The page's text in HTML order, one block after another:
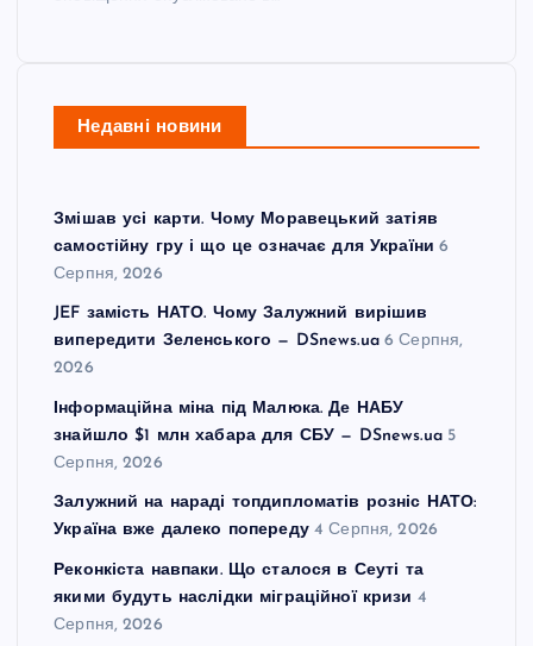
Недавні новини
Змішав усі карти. Чому Моравецький затіяв
самостійну гру і що це означає для України 6
Серпня, 2026
JEF замість НАТО. Чому Залужний вирішив
випередити Зеленського — DSnews.ua 6 Серпня,
2026
Інформаційна міна під Малюка. Де НАБУ
знайшло $1 млн хабара для СБУ — DSnews.ua 5
Серпня, 2026
Залужний на нараді топдипломатів розніс НАТО:
Україна вже далеко попереду 4 Серпня, 2026
Реконкіста навпаки. Що сталося в Сеуті та
якими будуть наслідки міграційної кризи 4
Серпня, 2026